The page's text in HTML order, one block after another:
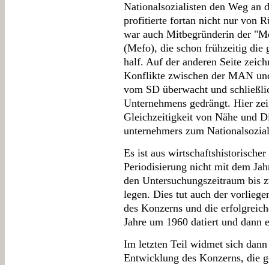
Nationalsozialisten den Weg an
profitierte fortan nicht nur von
war auch Mitbegründerin der
(Mefo), die schon frühzeitig die
half. Auf der anderen Seite
Konflikte zwischen der MAN
vom SD überwacht und
Unternehmens gedrängt. Hier
Gleichzeitigkeit von Nähe und
unternehmers zum
Es ist aus
Periodisierung nicht mit dem
den Untersuchungszeitraum bis
legen. Dies tut auch der
des Konzerns und die
Jahre um 1960 datiert und dann
Im letzten Teil widmet sich
Entwicklung des Konzerns, die